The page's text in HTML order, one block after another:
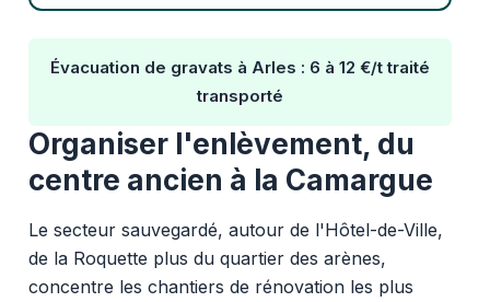
Évacuation de gravats à Arles : 6 à 12 €/t traité
transporté
Organiser l'enlèvement, du
centre ancien à la Camargue
Le secteur sauvegardé, autour de l'Hôtel-de-Ville,
de la Roquette plus du quartier des arènes,
concentre les chantiers de rénovation les plus